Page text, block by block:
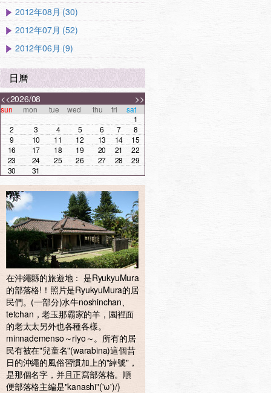
2012年08月 (30)
2012年07月 (52)
2012年06月 (9)
日曆
<< >>
2026/08
sun mon tue wed thu fri
sat
1
2
3 4 5 6 7
8
9
10 11 12 13 14
15
16
17 18 19 20 21
22
23
24 25 26 27 28
29
30
31
在沖繩縣的旅遊地： 是RyukyuMura
的部落格!！照片是RyukyuMura的居
民們。(一部分)水牛noshinchan、
tetchan，老玉那霸家的羊，園裡面
的老太太另外也各種各樣。
minnademenso～riyo～。所有的居
民有被在"兒童名"(warabina)這個昔
日的沖繩的風俗習慣加上的"綽號"，
是那個名字，并且正寫部落格。順
便部落格主編是"kanashi"('ω')/)